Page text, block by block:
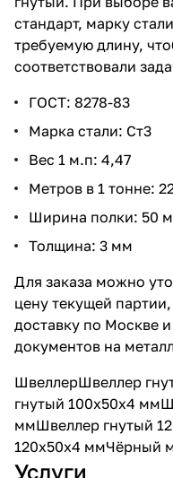
стандарт, марку
требуемую длину,
соответствовали
ГОСТ: 8278-83
Марка стали: Ст3
Вес 1 м.п: 4,47
Метров в 1 тонне:
Ширина полки: 50
Толщина: 3 мм
Для заказа можно
цену текущей
доставку по Москве
документов на
ШвеллерШвеллер
гнутый 100х50х4 мм
ммШвеллер гнутый
120х50х4 ммЧёрный
Услуги